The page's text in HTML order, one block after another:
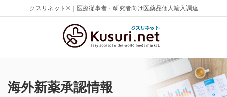
クスリネット®｜医療従事者・研究者向け医薬品個人輸入調達
海外新薬承認情報